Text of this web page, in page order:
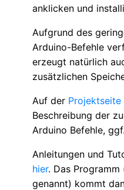
anklicken und
Aufgrund des
Arduino-Befehle
erzeugt natürlich
zusätzlichen
Auf der
Beschreibung der
Arduino Befehle,
Anleitungen und
hier. Das
genannt) kommt